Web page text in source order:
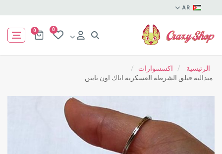
AR
0
0
الرئيسية / اكسسوارات
/
ميدالية فيلق الشرطة العسكرية اتاك اون تايتن